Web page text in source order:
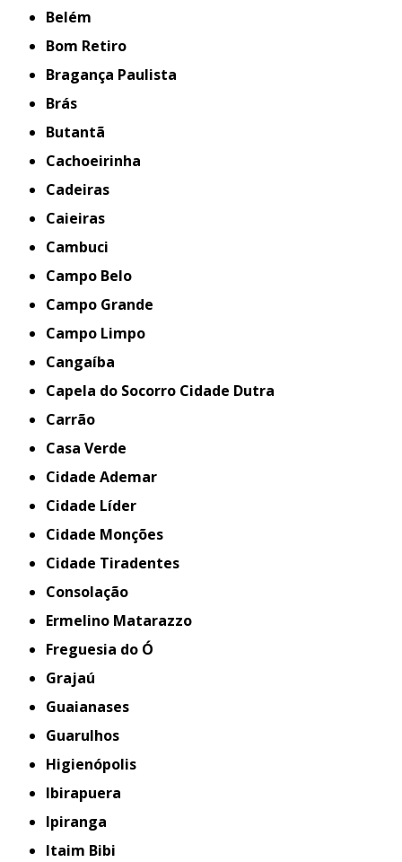
Belém
Bom Retiro
Bragança Paulista
Brás
Butantã
Cachoeirinha
Cadeiras
Caieiras
Cambuci
Campo Belo
Campo Grande
Campo Limpo
Cangaíba
Capela do Socorro Cidade Dutra
Carrão
Casa Verde
Cidade Ademar
Cidade Líder
Cidade Monções
Cidade Tiradentes
Consolação
Ermelino Matarazzo
Freguesia do Ó
Grajaú
Guaianases
Guarulhos
Higienópolis
Ibirapuera
Ipiranga
Itaim Bibi